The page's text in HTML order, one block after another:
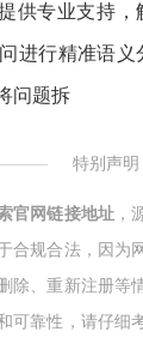
供专业支持
进行精准语义
问题拆
特别声明
官网链接地址 ，
合规合法，因为
除、重新注册等
可靠性，请仔细